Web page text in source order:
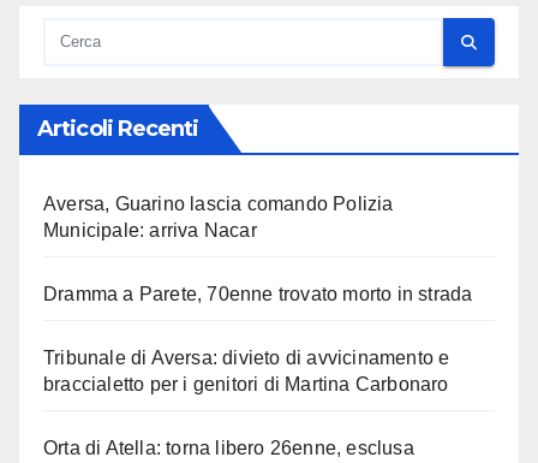
Articoli Recenti
Aversa, Guarino lascia comando Polizia
Municipale: arriva Nacar
Dramma a Parete, 70enne trovato morto in strada
Tribunale di Aversa: divieto di avvicinamento e
braccialetto per i genitori di Martina Carbonaro
Orta di Atella: torna libero 26enne, esclusa